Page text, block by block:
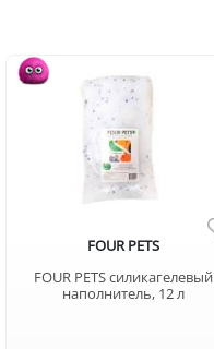
FOUR PETS
FOUR PETS силикагелевый
наполнитель, 12 л